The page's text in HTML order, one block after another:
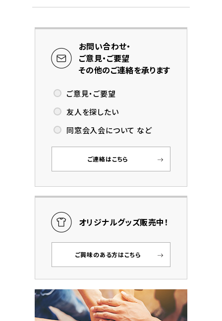
お問い合わせ・
ご意見・ご要望
その他のご連絡を承ります
ご意見・ご要望
友人を探したい
同窓会入会について など
ご連絡はこちら
オリジナルグッズ販売中！
ご興味のある方はこちら